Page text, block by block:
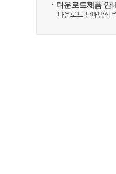
ㆍ다운로드제품 안
다운로드 판매방식